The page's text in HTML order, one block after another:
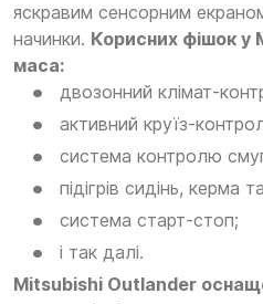
яскравим сенсорним
начинки. Корисних фішок у
маса:
двозонний клімат-
активний круїз-
система контролю
підігрів сидінь, керма
система старт-стоп;
і так далі.
Mitsubishi Outlander